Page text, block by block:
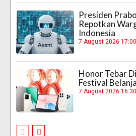
Presiden
Repotkan
Indonesia
7 August 2026
Honor Tebar
Festival
7 August 2026